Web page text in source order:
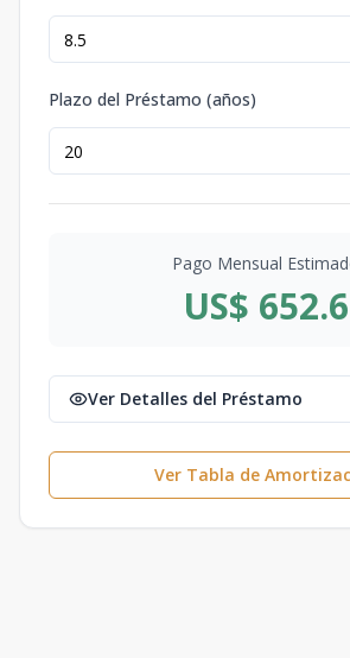
Plazo del Préstamo (años)
Pago Mensual
US$ 652.6
Ver Detalles del Préstamo
Ver Tabla de